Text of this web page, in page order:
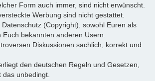
Form auch immer, sind nicht erwünscht.
Werbung sind nicht gestattet.
Datenschutz (Copyright), sowohl Euren als
Euch bekannten anderen Usern.
Diskussionen sachlich, korrekt und
den deutschen Regeln und Gesetzen,
das unbedingt.